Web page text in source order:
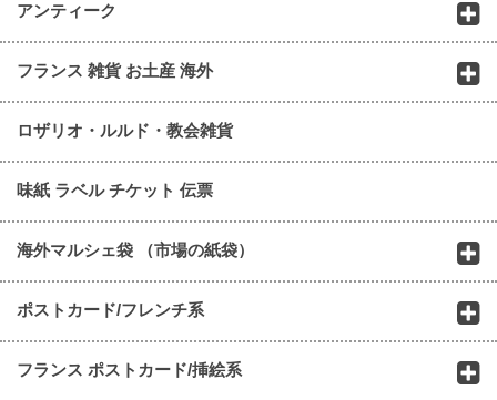
アンティーク
フランス 雑貨 お土産 海外
ロザリオ・ルルド・教会雑貨
味紙 ラベル チケット 伝票
海外マルシェ袋 （市場の紙袋）
ポストカード/フレンチ系
フランス ポストカード/挿絵系